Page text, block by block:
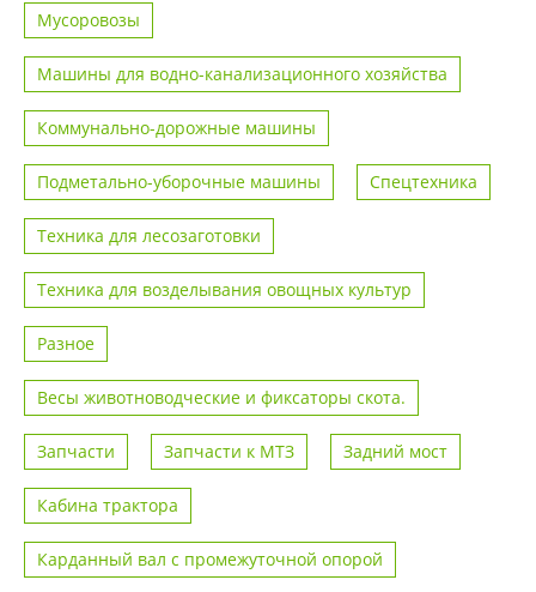
Мусоровозы
Машины для водно-канализационного хозяйства
Коммунально-дорожные машины
Подметально-уборочные машины Спецтехника
Техника для лесозаготовки
Техника для возделывания овощных культур
Разное
Весы животноводческие и фиксаторы скота.
Запчасти Запчасти к МТЗ Задний мост
Кабина трактора
Карданный вал с промежуточной опорой